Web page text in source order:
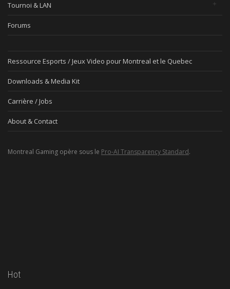
Tournoi & LAN
Forums
Ressource Esports / Jeux Video pour Montreal et le Quebec
Downloads & Media Kit
Carrière / Jobs
About & Contact
Montreal Gaming opère sous le Pro-AI Transparency Standard.
Hot